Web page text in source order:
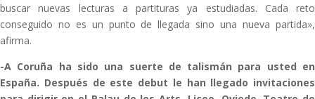
buscar nuevas lecturas a partituras ya estudiadas. Cada reto
conseguido no es un punto de llegada sino una nueva partida»,
afirma.
-A Coruña ha sido una suerte de talismán para usted en
España. Después de este debut le han llegado invitaciones